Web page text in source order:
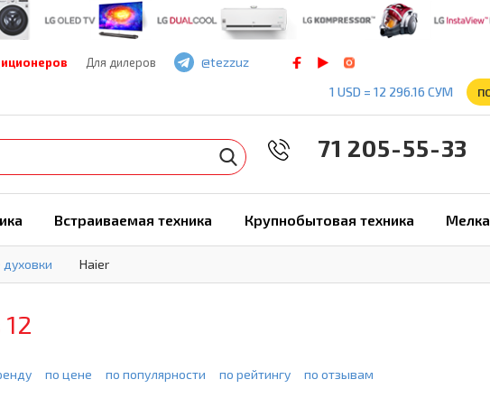
Для дилеров
@tezzuz
1 USD = 12 296.16 СУМ
71 205-55-33
Встраиваемая техника Крупнобытовая техника
духовки Haier
по цене по популярности по рейтингу по отзывам